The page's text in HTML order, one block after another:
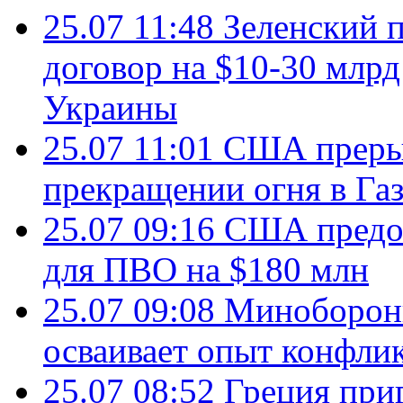
25.07 11:48 Зеленский
договор на $10-30
Украины
25.07 11:01 США
прекращении огня в
25.07 09:16 США
для ПВО на $180 млн
25.07 09:08
осваивает опыт
25.07 08:52 Греция